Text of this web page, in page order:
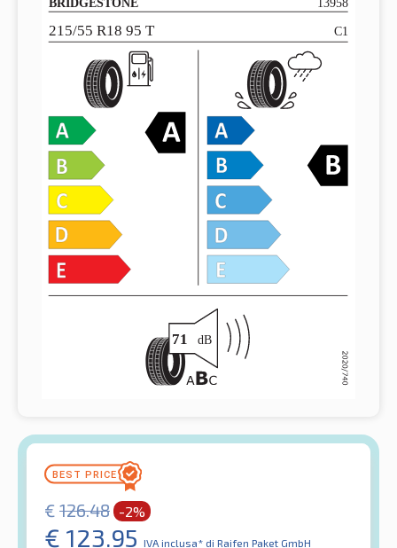
€ 126.48 -2%
€ 123.95 IVA inclusa* di Raifen Paket GmbH